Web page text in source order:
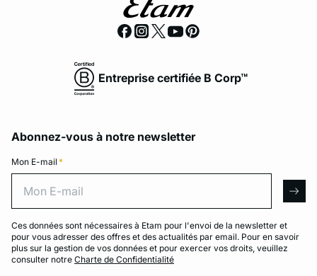
Entreprise certifiée B Corp™
Abonnez-vous à notre newsletter
Mon E-mail *
Ces données sont nécessaires à Etam pour l'envoi de la newsletter et
pour vous adresser des offres et des actualités par email. Pour en savoir
plus sur la gestion de vos données et pour exercer vos droits, veuillez
consulter notre Charte de Confidentialité